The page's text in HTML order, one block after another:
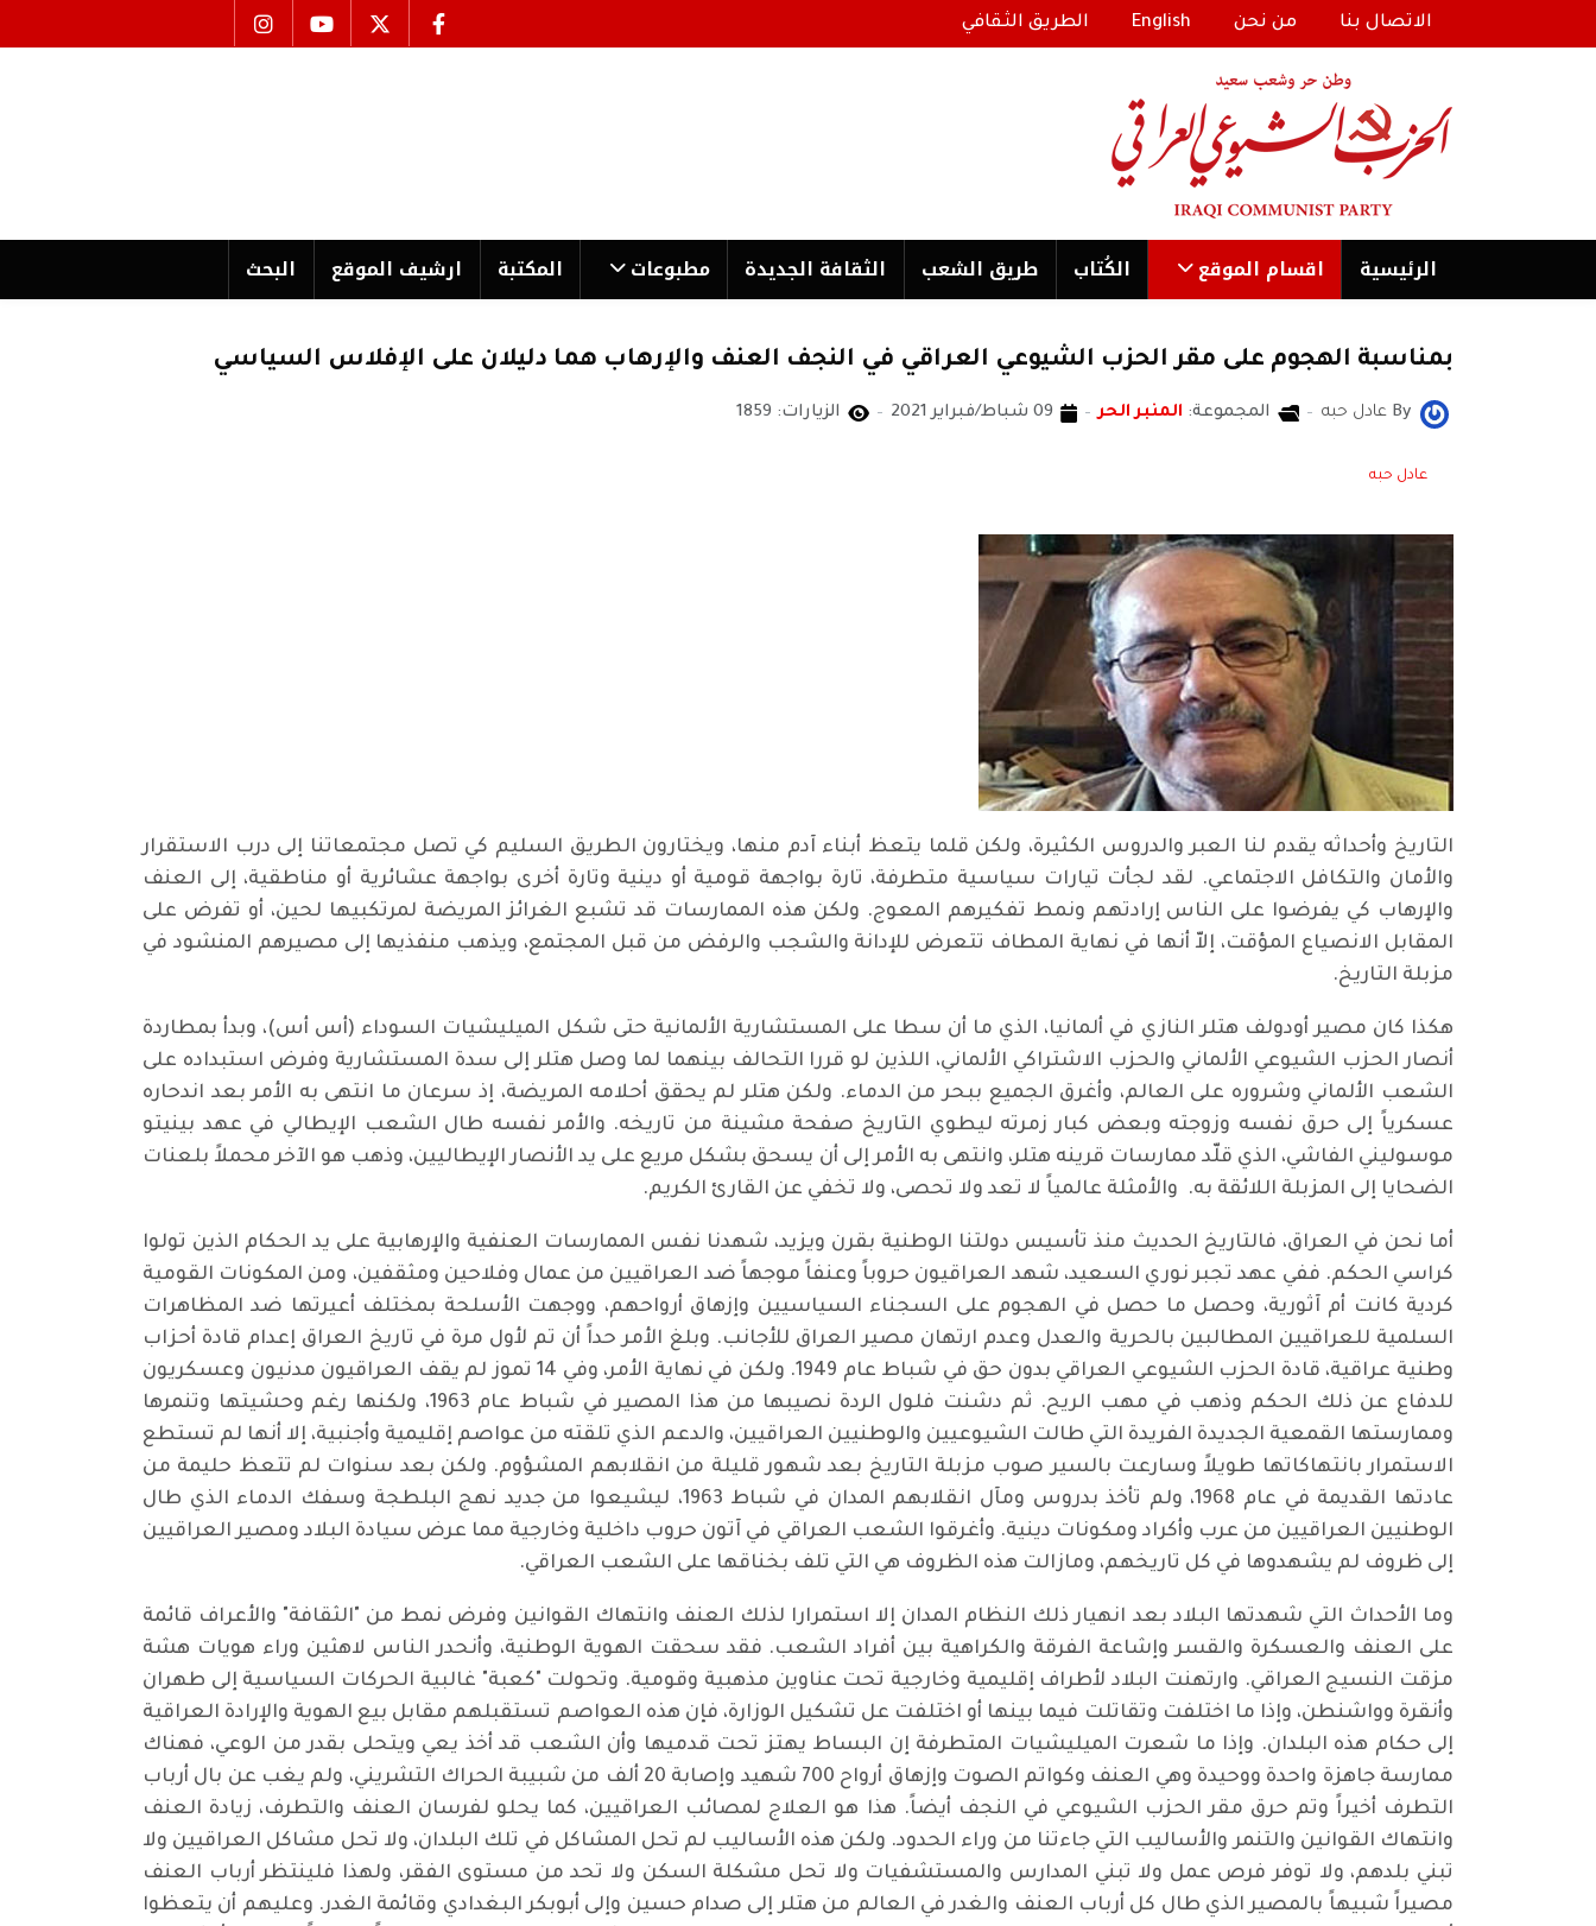
الاتصال بنا من نحن English الطريق الثقافي
الرئیسية اقسام الموقع الكُتاب طریق الشعب الثقافة الجدیدة مطبوعات المكتبة ارشیف الموقع البحث
بمناسبة الهجوم على مقر الحزب الشيوعي العراقي في النجف العنف والإرهاب هما دليلان على الإفلاس السياسي
By عادل حبه المجموعة: المنبر الحر 09 شباط/فبراير 2021 الزيارات: 1859
عادل حبه
التاريخ وأحداثه يقدم لنا العبر والدروس الكثيرة، ولكن قلما يتعظ أبناء آدم منها، ويختارون الطريق السليم كي تصل مجتمعاتنا إلى درب الاستقرار
والأمان والتكافل الاجتماعي. لقد لجأت تيارات سياسية متطرفة، تارة بواجهة قومية أو دينية وتارة أخرى بواجهة عشائرية أو مناطقية، إلى العنف
والإرهاب كي يفرضوا على الناس إرادتهم ونمط تفكيرهم المعوج. ولكن هذه الممارسات قد تشبع الغرائز المريضة لمرتكبيها لحين، أو تفرض على
المقابل الانصياع المؤقت، إلاّ أنها في نهاية المطاف تتعرض للإدانة والشجب والرفض من قبل المجتمع، ويذهب منفذيها إلى مصيرهم المنشود في
مزبلة التاريخ.
هكذا كان مصير أودولف هتلر النازي في ألمانيا، الذي ما أن سطا على المستشارية الألمانية حتى شكل الميليشيات السوداء (أس أس)، وبدأ بمطاردة
أنصار الحزب الشيوعي الألماني والحزب الاشتراكي الألماني، اللذين لو قررا التحالف بينهما لما وصل هتلر إلى سدة المستشارية وفرض استبداده على
الشعب الألماني وشروره على العالم، وأغرق الجميع ببحر من الدماء. ولكن هتلر لم يحقق أحلامه المريضة، إذ سرعان ما انتهى به الأمر بعد اندحاره
عسكرياً إلى حرق نفسه وزوجته وبعض كبار زمرته ليطوي التاريخ صفحة مشينة من تاريخه. والأمر نفسه طال الشعب الإيطالي في عهد بينيتو
موسوليني الفاشي، الذي قلّد ممارسات قرينه هتلر، وانتهى به الأمر إلى أن يسحق بشكل مريع على يد الأنصار الإيطاليين، وذهب هو الآخر محملاً بلعنات
الضحايا إلى المزبلة اللائقة به. والأمثلة عالمياً لا تعد ولا تحصى، ولا تخفي عن القارئ الكريم.
أما نحن في العراق، فالتاريخ الحديث منذ تأسيس دولتنا الوطنية بقرن ويزيد، شهدنا نفس الممارسات العنفية والإرهابية على يد الحكام الذين تولوا
كراسي الحكم. ففي عهد تجبر نوري السعيد، شهد العراقيون حروباً وعنفاً موجهاً ضد العراقيين من عمال وفلاحين ومثقفين، ومن المكونات القومية
كردية كانت أم آثورية، وحصل ما حصل في الهجوم على السجناء السياسيين وإزهاق أرواحهم، ووجهت الأسلحة بمختلف أعيرتها ضد المظاهرات
السلمية للعراقيين المطالبين بالحرية والعدل وعدم ارتهان مصير العراق للأجانب. وبلغ الأمر حداً أن تم لأول مرة في تاريخ العراق إعدام قادة أحزاب
وطنية عراقية، قادة الحزب الشيوعي العراقي بدون حق في شباط عام 1949. ولكن في نهاية الأمر، وفي 14 تموز لم يقف العراقيون مدنيون وعسكريون
للدفاع عن ذلك الحكم وذهب في مهب الريح. ثم دشنت فلول الردة نصيبها من هذا المصير في شباط عام 1963، ولكنها رغم وحشيتها وتنمرها
وممارستها القمعية الجديدة الفريدة التي طالت الشيوعيين والوطنيين العراقيين، والدعم الذي تلقته من عواصم إقليمية وأجنبية، إلا أنها لم تستطع
الاستمرار بانتهاكاتها طويلاً وسارعت بالسير صوب مزبلة التاريخ بعد شهور قليلة من انقلابهم المشؤوم. ولكن بعد سنوات لم تتعظ حليمة من
عادتها القديمة في عام 1968، ولم تأخذ بدروس ومآل انقلابهم المدان في شباط 1963، ليشيعوا من جديد نهج البلطجة وسفك الدماء الذي طال
الوطنيين العراقيين من عرب وأكراد ومكونات دينية. وأغرقوا الشعب العراقي في آتون حروب داخلية وخارجية مما عرض سيادة البلاد ومصير العراقيين
إلى ظروف لم يشهدوها في كل تاريخهم، ومازالت هذه الظروف هي التي تلف بخناقها على الشعب العراقي.
وما الأحداث التي شهدتها البلاد بعد انهيار ذلك النظام المدان إلا استمرارا لذلك العنف وانتهاك القوانين وفرض نمط من "الثقافة" والأعراف قائمة
على العنف والعسكرة والقسر وإشاعة الفرقة والكراهية بين أفراد الشعب. فقد سحقت الهوية الوطنية، وأنحدر الناس لاهثين وراء هويات هشة
مزقت النسيج العراقي. وارتهنت البلاد لأطراف إقليمية وخارجية تحت عناوين مذهبية وقومية. وتحولت "كعبة" غالبية الحركات السياسية إلى طهران
وأنقرة وواشنطن، وإذا ما اختلفت وتقاتلت فيما بينها أو اختلفت عل تشكيل الوزارة، فإن هذه العواصم تستقبلهم مقابل بيع الهوية والإرادة العراقية
إلى حكام هذه البلدان. وإذا ما شعرت الميليشيات المتطرفة إن البساط يهتز تحت قدميها وأن الشعب قد أخذ يعي ويتحلى بقدر من الوعي، فهناك
ممارسة جاهزة واحدة ووحيدة وهي العنف وكواتم الصوت وإزهاق أرواح 700 شهيد وإصابة 20 ألف من شبيبة الحراك التشريني، ولم يغب عن بال أرباب
التطرف أخيراً وتم حرق مقر الحزب الشيوعي في النجف أيضاً. هذا هو العلاج لمصائب العراقيين، كما يحلو لفرسان العنف والتطرف، زيادة العنف
وانتهاك القوانين والتنمر والأساليب التي جاءتنا من وراء الحدود. ولكن هذه الأساليب لم تحل المشاكل في تلك البلدان، ولا تحل مشاكل العراقيين ولا
تبني بلدهم، ولا توفر فرص عمل ولا تبني المدارس والمستشفيات ولا تحل مشكلة السكن ولا تحد من مستوى الفقر، ولهذا فلينتظر أرباب العنف
مصيراً شبيهاً بالمصير الذي طال كل أرباب العنف والغدر في العالم من هتلر إلى صدام حسين وإلى أبوبكر البغدادي وقائمة الغدر. وعليهم أن يتعظوا